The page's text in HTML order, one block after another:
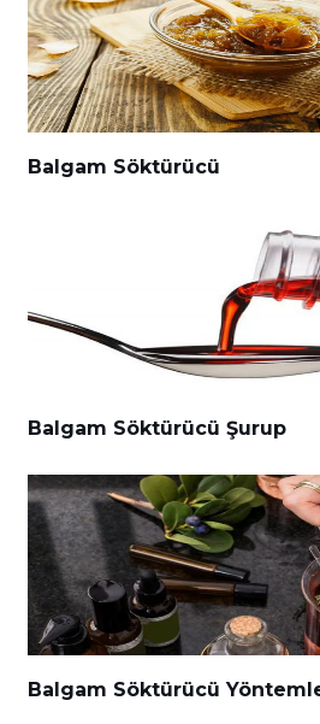
Balgam Söktürücü
Balgam Söktürücü Şurup
Balgam Söktürücü